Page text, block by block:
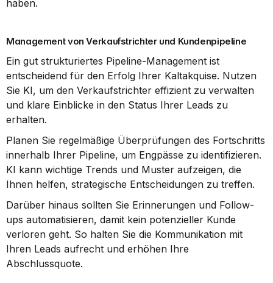
haben.
Management von Verkaufstrichter und Kundenpipeline
Ein gut strukturiertes Pipeline-Management ist
entscheidend für den Erfolg Ihrer Kaltakquise. Nutzen
Sie KI, um den Verkaufstrichter effizient zu verwalten
und klare Einblicke in den Status Ihrer Leads zu
erhalten.
Planen Sie regelmäßige Überprüfungen des Fortschritts
innerhalb Ihrer Pipeline, um Engpässe zu identifizieren.
KI kann wichtige Trends und Muster aufzeigen, die
Ihnen helfen, strategische Entscheidungen zu treffen.
Darüber hinaus sollten Sie Erinnerungen und Follow-
ups automatisieren, damit kein potenzieller Kunde
verloren geht. So halten Sie die Kommunikation mit
Ihren Leads aufrecht und erhöhen Ihre
Abschlussquote.